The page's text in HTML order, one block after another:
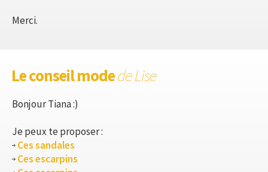
Merci.
Le conseil modede Lise
Bonjour Tiana :)
Je peux te proposer :
Ces sandales
Ces escarpins